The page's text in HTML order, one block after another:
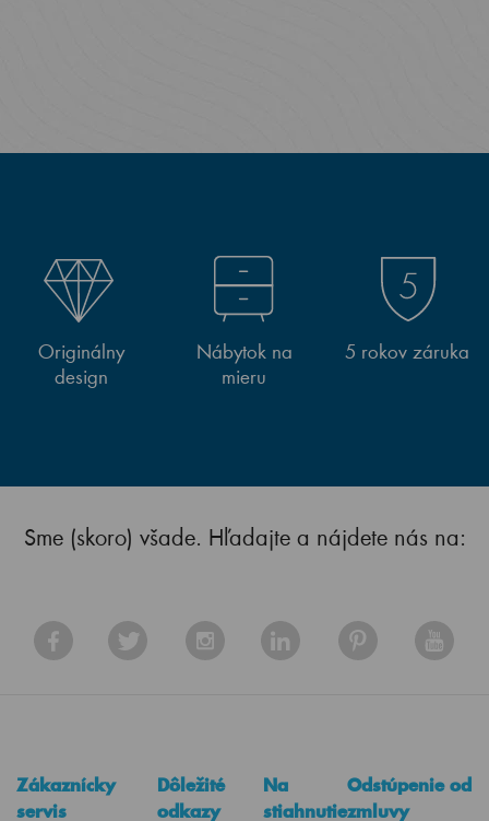
Originálny
design
Nábytok na
mieru
5 rokov záruka
Sme (skoro) všade. Hľadajte a nájdete nás na:
Zákaznícky
servis
Dôležité
odkazy
Na
stiahnutie
Odstúpenie od
zmluvy